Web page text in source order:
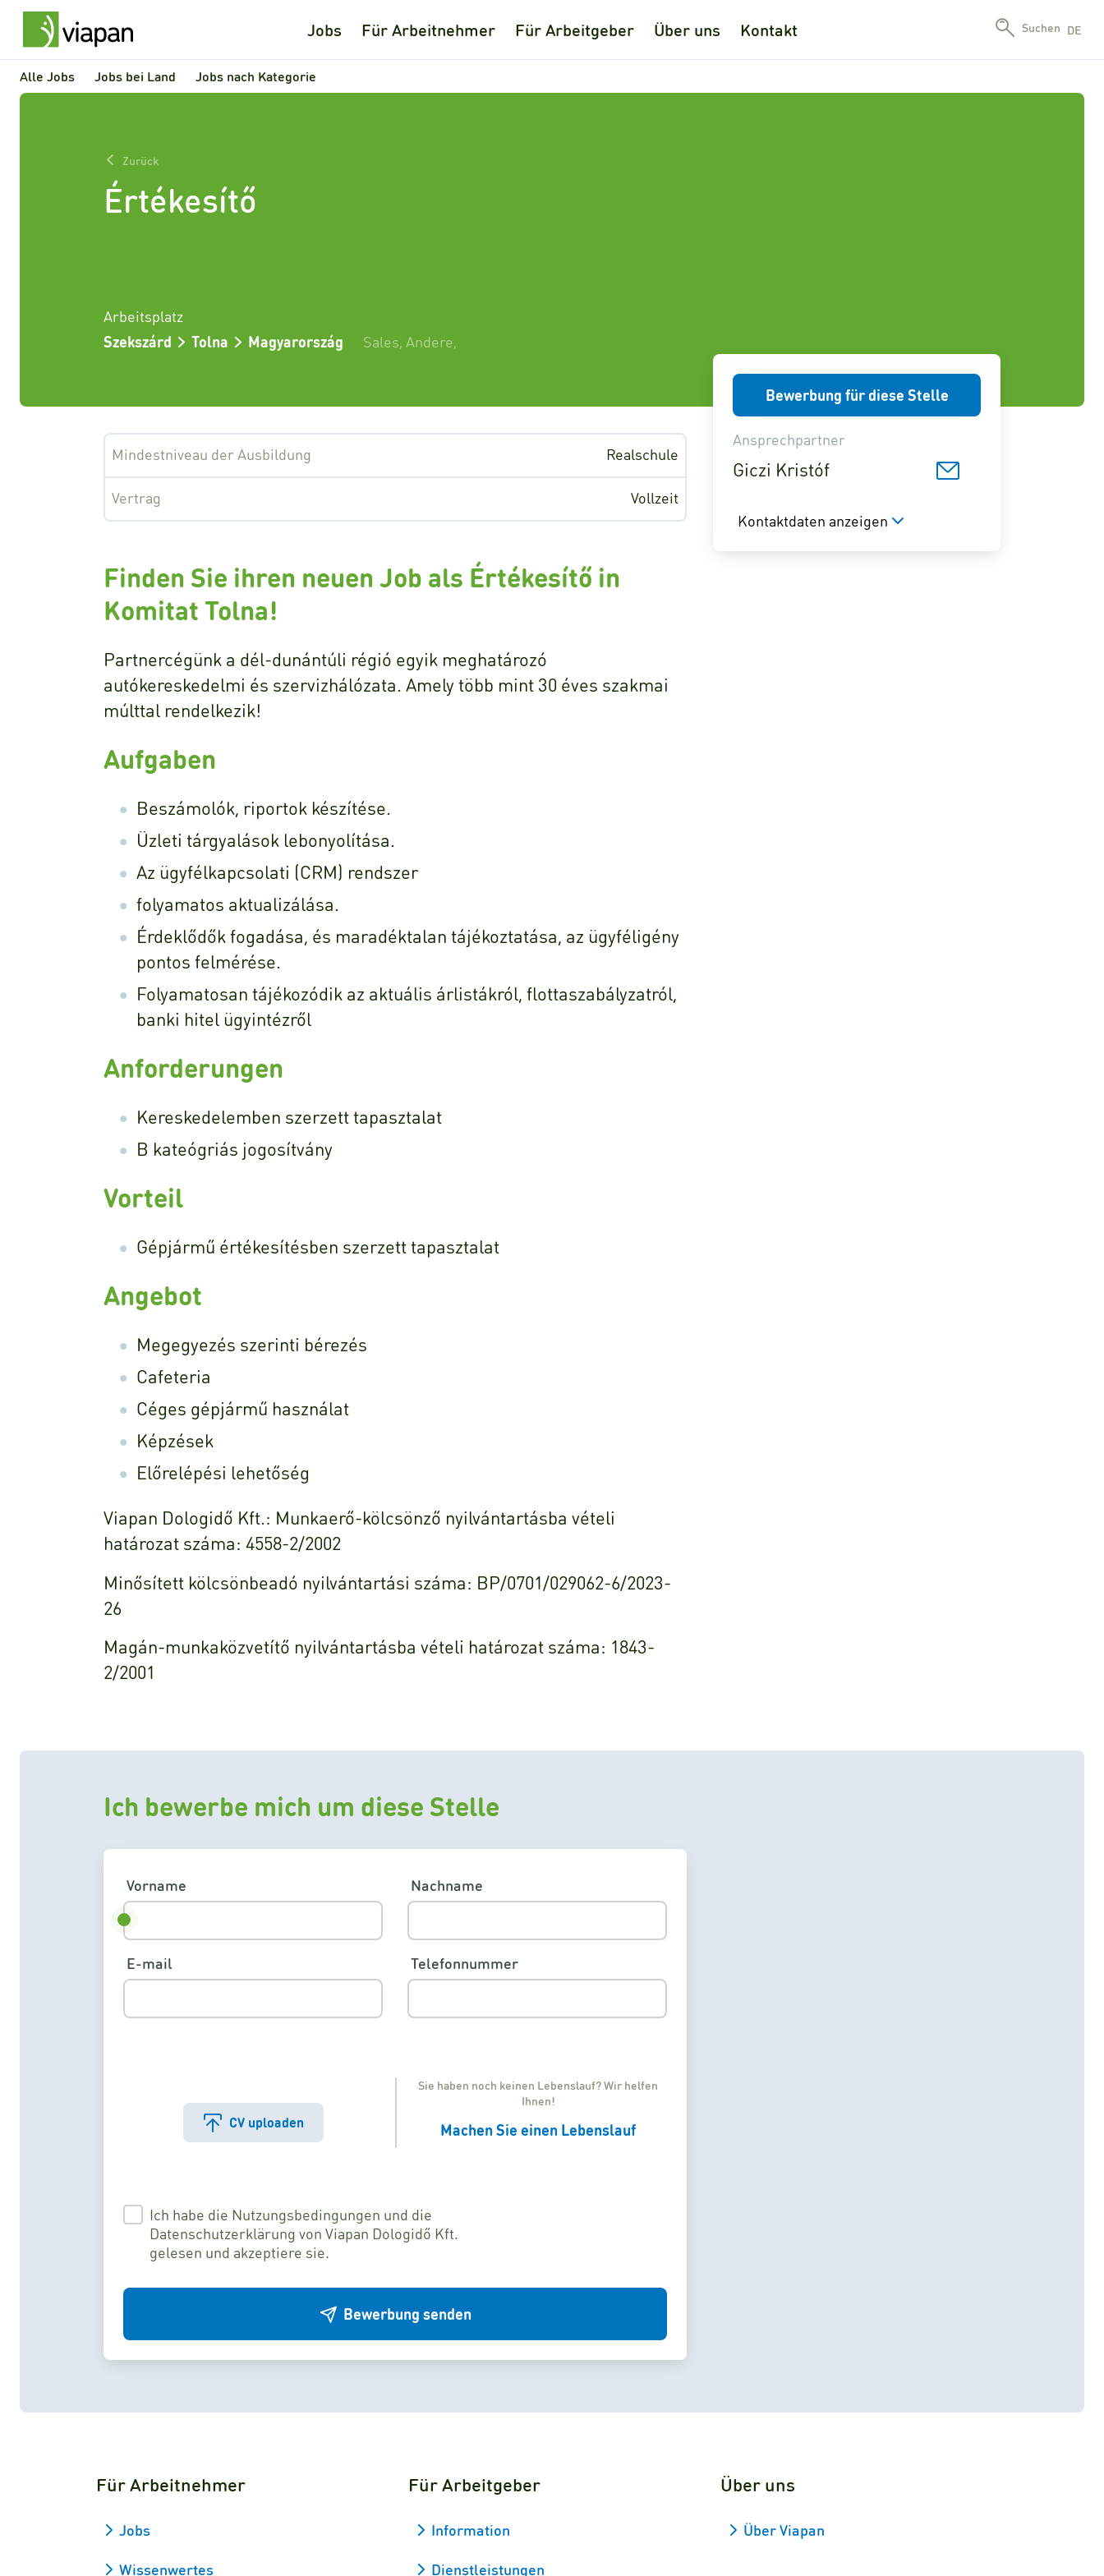
Jobs Für Arbeitnehmer Für Arbeitgeber Über uns Kontakt Suchen DE
Alle Jobs Jobs bei Land Jobs nach Kategorie
Zurück
Értékesítő
Arbeitsplatz
Szekszárd
Tolna Magyarország Sales, Andere,
Mindestniveau der Ausbildung Realschule
Vertrag Vollzeit
Finden Sie ihren neuen Job als Értékesítő in
Komitat Tolna!
Partnercégünk a dél-dunántúli régió egyik meghatározó
autókereskedelmi és szervizhálózata. Amely több mint 30 éves szakmai
múlttal rendelkezik!
Aufgaben
Beszámolók, riportok készítése.
Üzleti tárgyalások lebonyolítása.
Az ügyfélkapcsolati (CRM) rendszer
folyamatos aktualizálása.
Érdeklődők fogadása, és maradéktalan tájékoztatása, az ügyféligény
pontos felmérése.
Folyamatosan tájékozódik az aktuális árlistákról, flottaszabályzatról,
banki hitel ügyintézről
Anforderungen
Kereskedelemben szerzett tapasztalat
B kateógriás jogosítvány
Vorteil
Gépjármű értékesítésben szerzett tapasztalat
Angebot
Megegyezés szerinti bérezés
Cafeteria
Céges gépjármű használat
Képzések
Előrelépési lehetőség
Viapan Dologidő Kft.: Munkaerő-kölcsönző nyilvántartásba vételi
határozat száma: 4558-2/2002
Minősített kölcsönbeadó nyilvántartási száma: BP/0701/029062-6/2023-
26
Magán-munkaközvetítő nyilvántartásba vételi határozat száma: 1843-
2/2001
Bewerbung für diese Stelle
Ansprechpartner
Giczi Kristóf
Kontaktdaten anzeigen
Ich bewerbe mich um diese Stelle
Nachname
Vorname
E-mail Telefonnummer
CV uploaden
Sie haben noch keinen Lebenslauf? Wir helfen
Ihnen!
Machen Sie einen Lebenslauf
Ich habe die Nutzungsbedingungen und die
Datenschutzerklärung von Viapan Dologidő Kft.
gelesen und akzeptiere sie.
Bewerbung senden
Für Arbeitnehmer
Jobs
Wissenwertes
Für Arbeitgeber
Information
Dienstleistungen
Über uns
Über Viapan